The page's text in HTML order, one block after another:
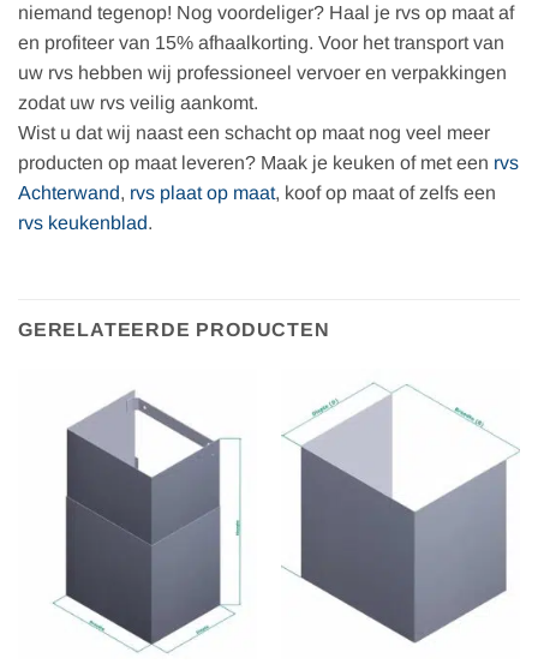
niemand tegenop! Nog voordeliger? Haal je rvs op maat af
en profiteer van 15% afhaalkorting. Voor het transport van
uw rvs hebben wij professioneel vervoer en verpakkingen
zodat uw rvs veilig aankomt.
Wist u dat wij naast een schacht op maat nog veel meer
producten op maat leveren? Maak je keuken of met een rvs
Achterwand, rvs plaat op maat, koof op maat of zelfs een
rvs keukenblad.
GERELATEERDE PRODUCTEN